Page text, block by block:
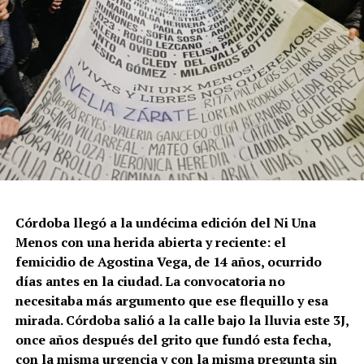
Córdoba llegó a la undécima edición del Ni Una
Menos con una herida abierta y reciente: el
femicidio de Agostina Vega, de 14 años, ocurrido
días antes en la ciudad. La convocatoria no
necesitaba más argumento que ese flequillo y esa
mirada. Córdoba salió a la calle bajo la lluvia este 3J,
once años después del grito que fundó esta fecha,
con la misma urgencia y con la misma pregunta sin